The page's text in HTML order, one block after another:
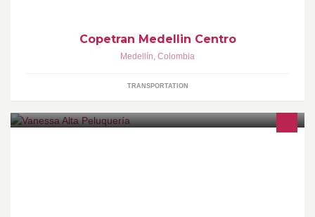
Copetran Medellin Centro
Medellín, Colombia
TRANSPORTATION